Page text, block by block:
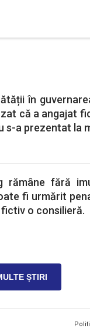
în
că a angajat
s-a prezentat la
fără
fi urmărit
o consilieră.
ȘTIRI